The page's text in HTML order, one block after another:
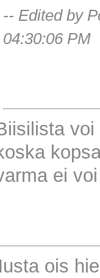
-- Edited by
04:30:06 PM
ei
ois